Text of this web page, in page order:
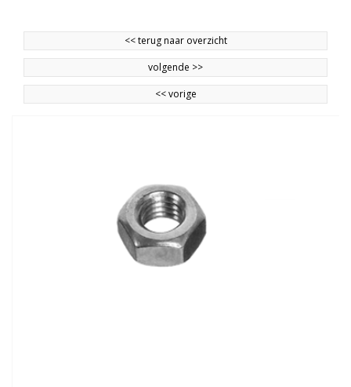
<<terug naar overzicht
volgende >>
<<vorige